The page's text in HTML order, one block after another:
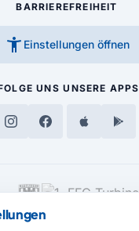
BARRIEREFREIHEIT
accessibility_new Einstellungen öffnen
UNS UNSERE APPS